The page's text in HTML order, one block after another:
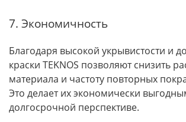
7. Экономичность
Благодаря высокой укрывистости и
краски TEKNOS позволяют снизить
материала и частоту повторных
Это делает их экономически
долгосрочной перспективе.